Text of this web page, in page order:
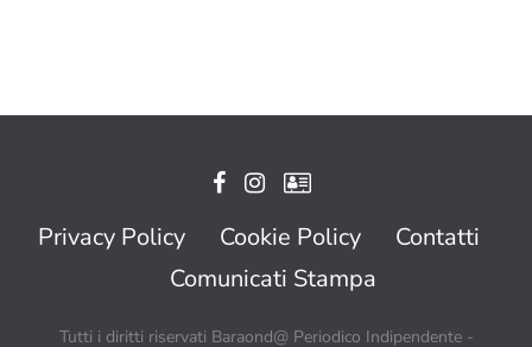
Privacy Policy Cookie Policy
Contatti
Comunicati Stampa
Tutti i diritti riservati Baraond@ Periodico Indipendente -